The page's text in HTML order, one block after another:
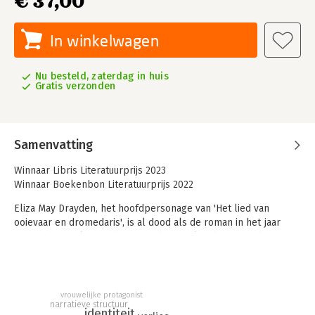
In winkelwagen
Nu besteld, zaterdag in huis
Gratis verzonden
Samenvatting
Winnaar Libris Literatuurprijs 2023
Winnaar Boekenbon Literatuurprijs 2022
Eliza May Drayden, het hoofdpersonage van 'Het lied van
ooievaar en dromedaris', is al dood als de roman in het jaar
dan ook niet over Eliza May Draydens leven, maar over haar
roerige leven na de dood.
narratieve structuur
vrouwelijke protagonist